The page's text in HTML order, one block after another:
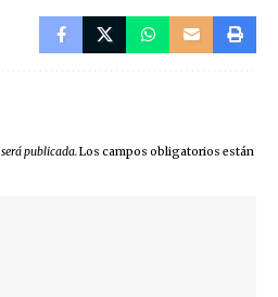
publicada.Los campos obligatorios están